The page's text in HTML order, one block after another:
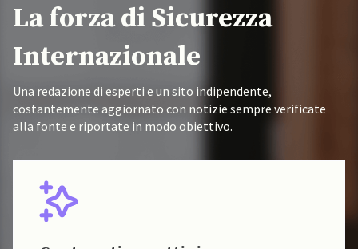
La forza di Sicurezza
Internazionale
Una redazione di esperti e un sito indipendente,
costantemente aggiornato con notizie sempre verificate
alla fonte e riportate in modo obiettivo.